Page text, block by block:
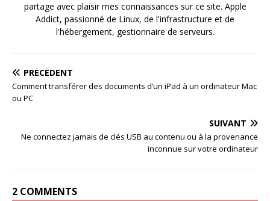
partage avec plaisir mes connaissances sur ce site. Apple
Addict, passionné de Linux, de l'infrastructure et de
l'hébergement, gestionnaire de serveurs.
PRÉCÉDENT
Comment transférer des documents d’un iPad à un ordinateur Mac
ou PC
SUIVANT
Ne connectez jamais de clés USB au contenu ou à la provenance
inconnue sur votre ordinateur
2 COMMENTS